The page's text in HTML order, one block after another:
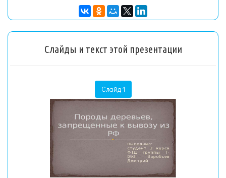
Слайды и текст этой презентации
Слайд 1